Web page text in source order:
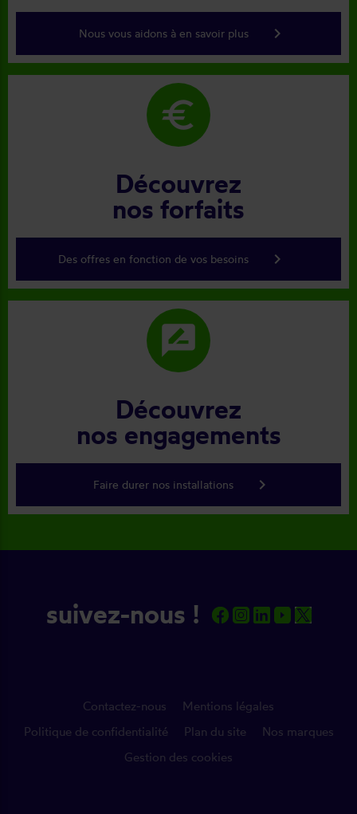
Nous vous aidons à en savoir plus keyboard_arrow_right
euro
Découvrez
nos forfaits
Des offres en fonction de vos besoins keyboard_arrow_right
rate_review
Découvrez
nos engagements
Faire durer nos installations keyboard_arrow_right
suivez-nous !
Contactez-nous
Mentions légales
Politique de confidentialité
Plan du site
Nos marques
Gestion des cookies